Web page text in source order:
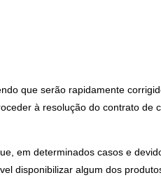
que serão rapidamente
à resolução do contrato de
em determinados casos e
disponibilizar algum dos